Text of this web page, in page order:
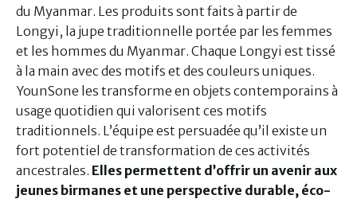
du Myanmar. Les produits sont faits à partir de
Longyi, la jupe traditionnelle portée par les femmes
et les hommes du Myanmar. Chaque Longyi est tissé
à la main avec des motifs et des couleurs uniques.
YounSone les transforme en objets contemporains à
usage quotidien qui valorisent ces motifs
traditionnels. L’équipe est persuadée qu’il existe un
fort potentiel de transformation de ces activités
ancestrales. Elles permettent d’offrir un avenir aux
jeunes birmanes et une perspective durable, éco-